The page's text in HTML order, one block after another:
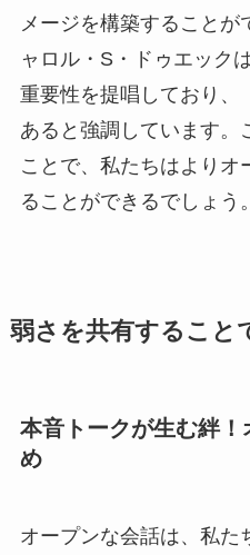
メージを構築することが
ャロル・S・ドゥエック
重要性を提唱しており、
あると強調しています。
ことで、私たちはよりオ
ることができるでしょう。
弱さを共有すること
本音トークが生む絆
め
オープンな会話は、私た